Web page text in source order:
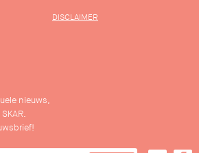
DISCLAIMER
nieuws,